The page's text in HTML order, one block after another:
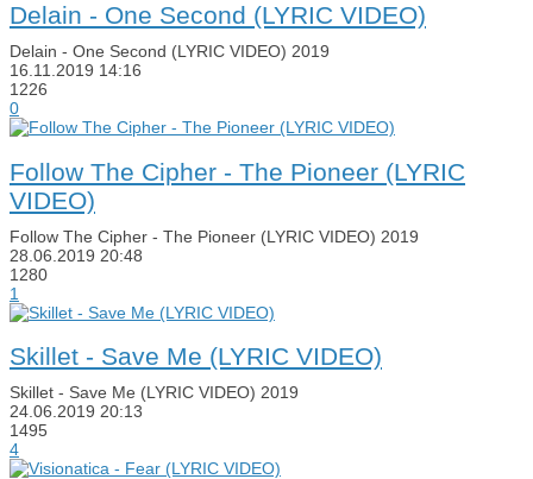
​Delain - One Second (LYRIC VIDEO)
​Delain - One Second (LYRIC VIDEO) 2019
16.11.2019 14:16
1226
0
Follow The Cipher - The Pioneer (LYRIC
VIDEO)
Follow The Cipher - The Pioneer (LYRIC VIDEO) 2019
28.06.2019 20:48
1280
1
Skillet - Save Me (LYRIC VIDEO)
Skillet - Save Me (LYRIC VIDEO) 2019
24.06.2019 20:13
1495
4